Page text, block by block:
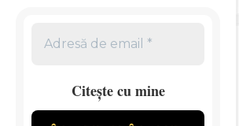
Citește cu mine